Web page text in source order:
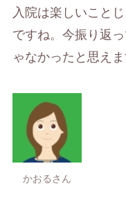
入院は楽しいこと
ですね。今振り返
ゃなかったと思えま
かおるさん